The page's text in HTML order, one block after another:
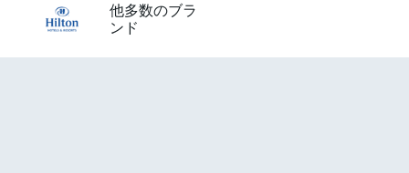
他多数のブラ
ンド